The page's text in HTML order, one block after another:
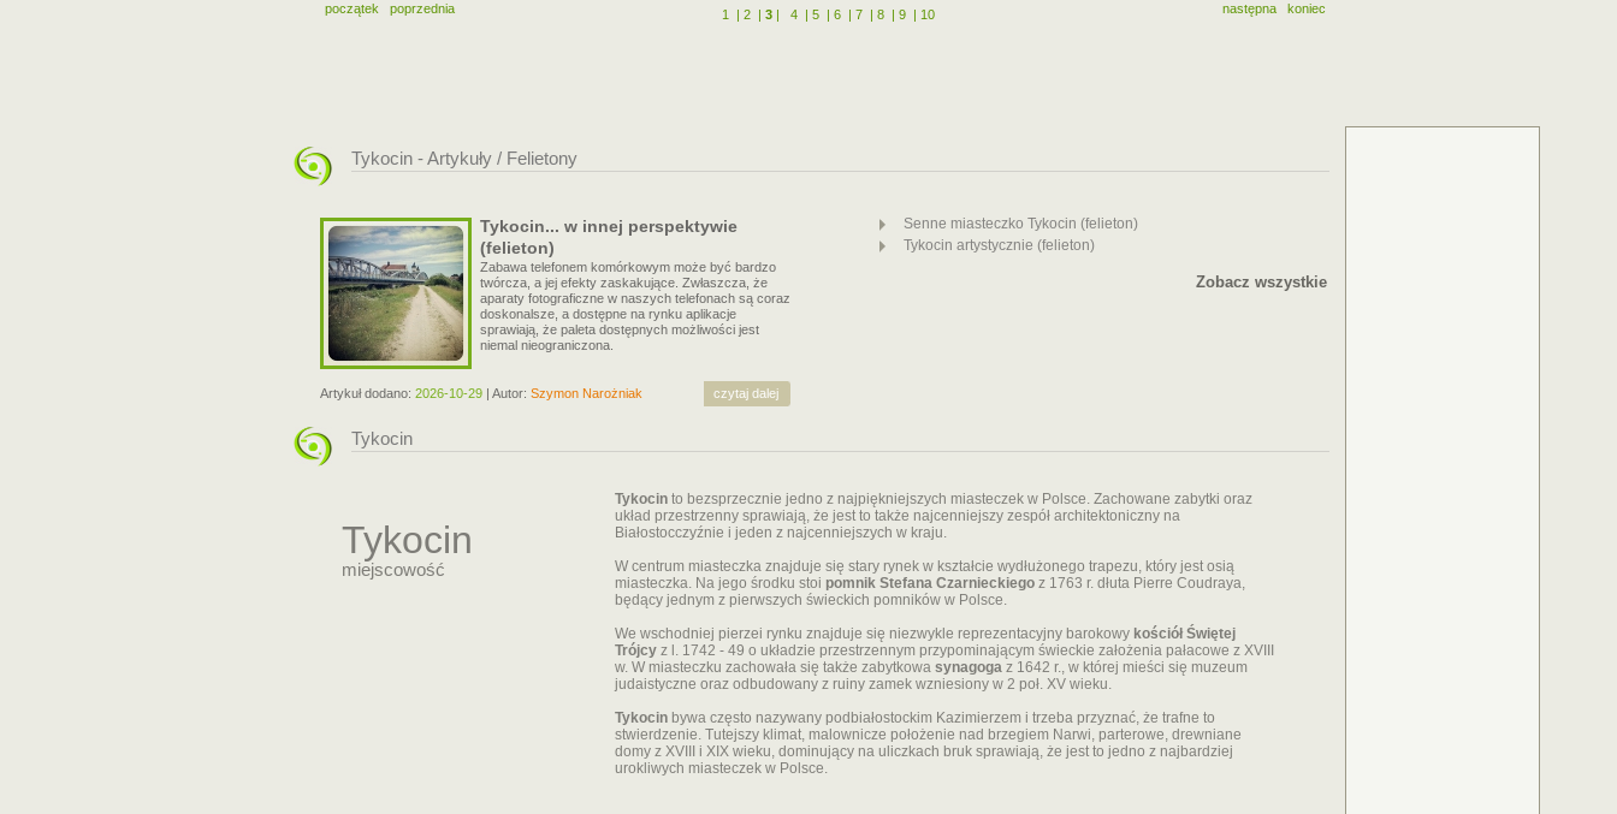
następna koniec
początek poprzednia 1 | 2 | 3| 4 | 5 | 6 | 7 | 8 | 9 | 10
Tykocin - Artykuły / Felietony
Tykocin... w innej perspektywie
(felieton)
Zabawa telefonem komórkowym może być bardzo
twórcza, a jej efekty zaskakujące. Zwłaszcza, że
aparaty fotograficzne w naszych telefonach są coraz
doskonalsze, a dostępne na rynku aplikacje
sprawiają, że paleta dostępnych możliwości jest
niemal nieograniczona.
Artykuł dodano: 2026-10-29 | Autor: Szymon Narożniak czytaj dalej
Senne miasteczko Tykocin (felieton)
Tykocin artystycznie (felieton)
Zobacz wszystkie
Tykocin
Tykocin
miejscowość
Tykocin to bezsprzecznie jedno z najpiękniejszych miasteczek w Polsce. Zachowane zabytki oraz
układ przestrzenny sprawiają, że jest to także najcenniejszy zespół architektoniczny na
Białostocczyźnie i jeden z najcenniejszych w kraju.
W centrum miasteczka znajduje się stary rynek w kształcie wydłużonego trapezu, który jest osią
miasteczka. Na jego środku stoi pomnik Stefana Czarnieckiego z 1763 r. dłuta Pierre Coudraya,
będący jednym z pierwszych świeckich pomników w Polsce.
We wschodniej pierzei rynku znajduje się niezwykle reprezentacyjny barokowy kościół Świętej
Trójcy z l. 1742 - 49 o układzie przestrzennym przypominającym świeckie założenia pałacowe z XVIII
w. W miasteczku zachowała się także zabytkowa synagoga z 1642 r., w której mieści się muzeum
judaistyczne oraz odbudowany z ruiny zamek wzniesiony w 2 poł. XV wieku.
Tykocin bywa często nazywany podbiałostockim Kazimierzem i trzeba przyznać, że trafne to
stwierdzenie. Tutejszy klimat, malownicze położenie nad brzegiem Narwi, parterowe, drewniane
domy z XVIII i XIX wieku, dominujący na uliczkach bruk sprawiają, że jest to jedno z najbardziej
urokliwych miasteczek w Polsce.